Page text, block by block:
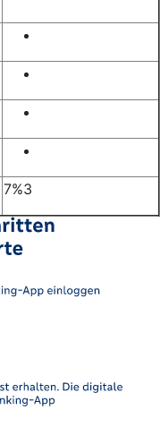
7%3